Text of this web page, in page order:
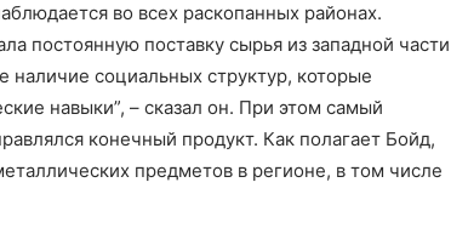
во всех раскопанных районах.
постоянную поставку сырья из западной части
наличие социальных структур, которые
навыки”, – сказал он. При этом самый
конечный продукт. Как полагает Бойд,
предметов в регионе, в том числе